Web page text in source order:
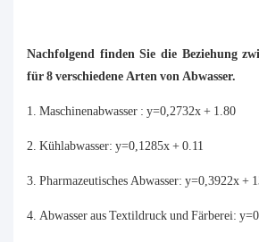
Nachfolgend finden Sie die Beziehung
für 8 verschiedene Arten von Abwasser.
Maschinenabwasser : y=0,2732x + 1.80
Kühlabwasser: y=0,1285x + 0.11
Pharmazeutisches Abwasser: y=0,3922x +
Abwasser aus Textildruck und Färberei: